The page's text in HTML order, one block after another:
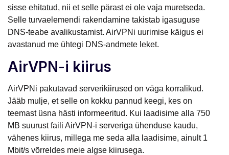
sisse ehitatud, nii et selle pärast ei ole vaja muretseda.
Selle turvaelemendi rakendamine takistab igasuguse
DNS-teabe avalikustamist. AirVPNi uurimise käigus ei
avastanud me ühtegi DNS-andmete leket.
AirVPN-i kiirus
AirVPNi pakutavad serverikiirused on väga korralikud.
Jääb mulje, et selle on kokku pannud keegi, kes on
teemast üsna hästi informeeritud. Kui laadisime alla 750
MB suurust faili AirVPN-i serveriga ühenduse kaudu,
vähenes kiirus, millega me seda alla laadisime, ainult 1
Mbit/s võrreldes meie algse kiirusega.